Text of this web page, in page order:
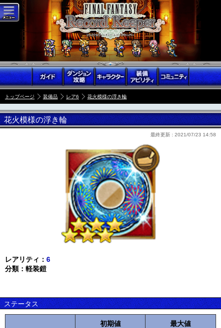
トップページ 装備品 レア6 花火模様の浮き輪
花火模様の浮き輪
最終更新 : 2021/07/23 14:58
レアリティ： 6
分類：軽装鎧
ステータス
初期値 最大値